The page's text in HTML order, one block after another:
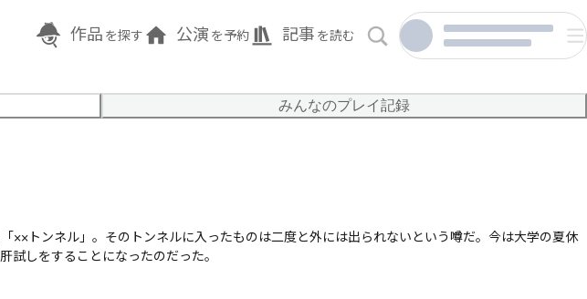
作品 を探す 公演 を予約 記事 を読む
みんなのプレイ記録
××トンネル」。そのトンネルに入ったものは二度と外には出られないという噂だ。今は大学の夏休
試しをすることになったのだった。